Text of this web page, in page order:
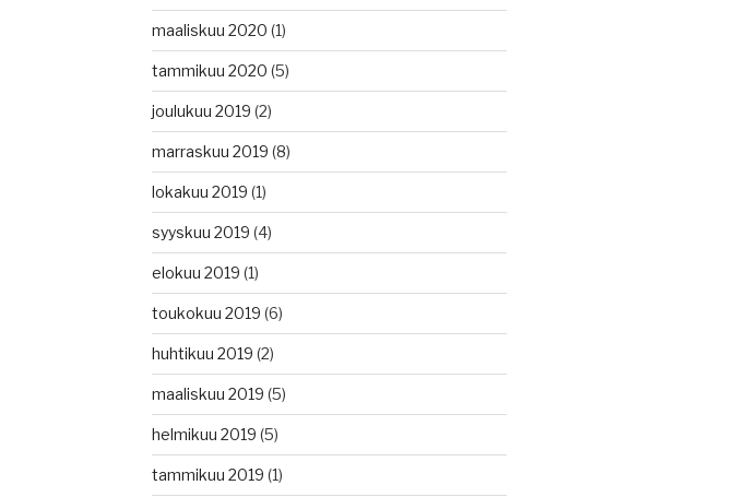
maaliskuu 2020 (1)
tammikuu 2020 (5)
joulukuu 2019 (2)
marraskuu 2019 (8)
lokakuu 2019 (1)
syyskuu 2019 (4)
elokuu 2019 (1)
toukokuu 2019 (6)
huhtikuu 2019 (2)
maaliskuu 2019 (5)
helmikuu 2019 (5)
tammikuu 2019 (1)